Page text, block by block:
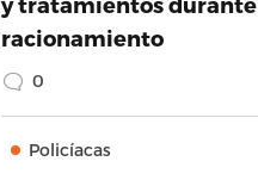
racionamiento
0
Policíacas